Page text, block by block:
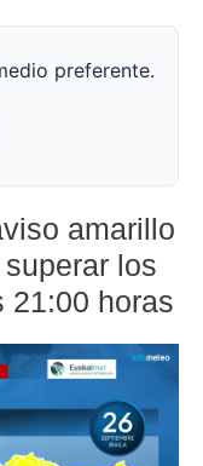
preferente.
amarillo
los
21:00 horas